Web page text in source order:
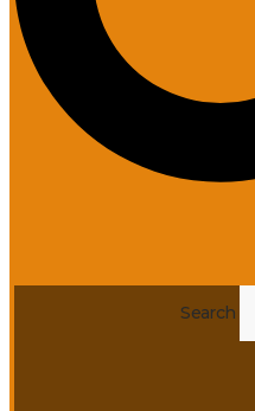
Search